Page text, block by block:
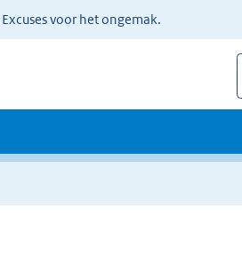
voor het ongemak.